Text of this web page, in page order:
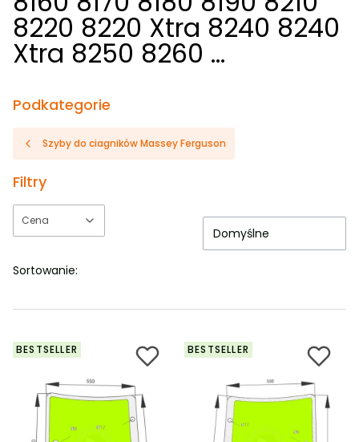
8220 8220 Xtra 8240 8240
Xtra 8250 8260 ...
Podkategorie
Szyby do ciagników Massey Ferguson
Filtry
Cena
Sortowanie:
Domyślne
BESTSELLER BESTSELLER